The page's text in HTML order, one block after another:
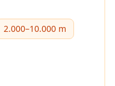
2.000–10.000 m